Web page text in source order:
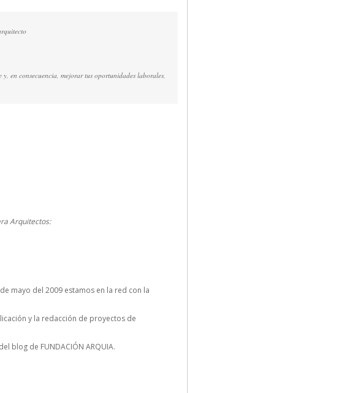
en consecuencia, mejorar tus oportunidades laborales,
Arquitectos:
mayo del 2009 estamos en la red con la
y la redacción de proyectos de
blog de FUNDACIÓN ARQUIA.